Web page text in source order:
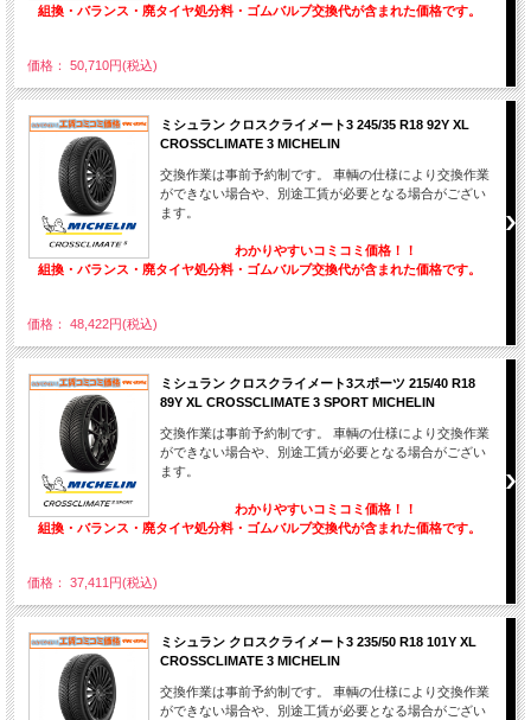
組換・バランス・廃タイヤ処分料・ゴムバルブ交換代が含まれた価格です。
価格： 50,710円(税込)
ミシュラン クロスクライメート3 245/35 R18 92Y XL
CROSSCLIMATE 3 MICHELIN
交換作業は事前予約制です。 車輌の仕様により交換作業
ができない場合や、別途工賃が必要となる場合がござい
ます。
わかりやすいコミコミ価格！！
組換・バランス・廃タイヤ処分料・ゴムバルブ交換代が含まれた価格です。
価格： 48,422円(税込)
ミシュラン クロスクライメート3スポーツ 215/40 R18
89Y XL CROSSCLIMATE 3 SPORT MICHELIN
交換作業は事前予約制です。 車輌の仕様により交換作業
ができない場合や、別途工賃が必要となる場合がござい
ます。
わかりやすいコミコミ価格！！
組換・バランス・廃タイヤ処分料・ゴムバルブ交換代が含まれた価格です。
価格： 37,411円(税込)
ミシュラン クロスクライメート3 235/50 R18 101Y XL
CROSSCLIMATE 3 MICHELIN
交換作業は事前予約制です。 車輌の仕様により交換作業
ができない場合や、別途工賃が必要となる場合がござい